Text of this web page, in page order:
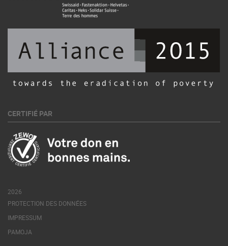
CERTIFIÉ PAR
2026
PROTECTION DES DONNÉES
IMPRESSUM
PAMOJA